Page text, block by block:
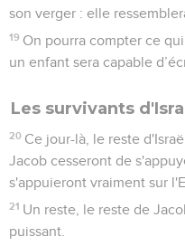
son verger : elle
19 On pourra compter ce
un enfant sera capable
Les survivants
20 Ce jour-là, le reste
Jacob cesseront de
s'appuieront vraiment sur
21 Un reste, le reste de
puissant.